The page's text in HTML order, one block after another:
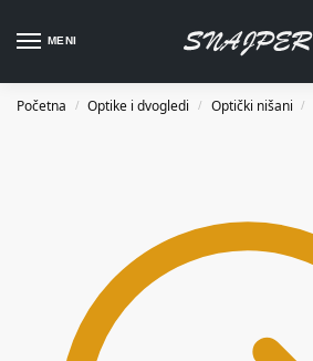
MENI
Početna / Optike i dvogledi / Optički nišani /